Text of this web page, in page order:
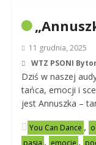
11 grudnia, 2025
WTZ PSONI
Dziś w naszej
tańca, emocji i
jest Annuszka –
You Can Dance ,
pasja , emocje ,